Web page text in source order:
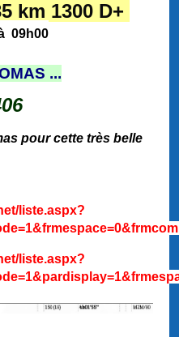
km 1300 D+
09h00
...
pour cette très belle
liste.aspx?
liste.aspx?